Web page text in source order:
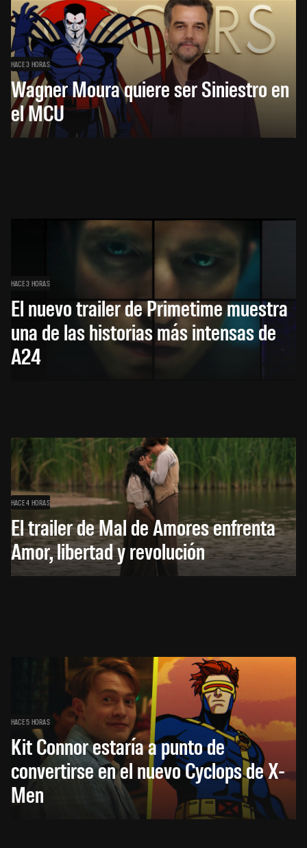
HACE 3 HORAS
Wagner Moura quiere ser Siniestro en
el MCU
HACE 3 HORAS
El nuevo trailer de Primetime muestra
una de las historias más intensas de
A24
HACE 4 HORAS
El trailer de Mal de Amores enfrenta
Amor, libertad y revolución
HACE 5 HORAS
Kit Connor estaría a punto de
convertirse en el nuevo Cyclops de X-
Men